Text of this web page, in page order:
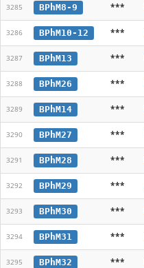
3285 BPhM8-9 ***
3286 BPhM10-12 ***
3287 BPhM13 ***
3288 BPhM26 ***
3289 BPhM14 ***
3290 BPhM27 ***
3291 BPhM28 ***
3292 BPhM29 ***
3293 BPhM30 ***
3294 BPhM31 ***
3295 BPhM32 ***